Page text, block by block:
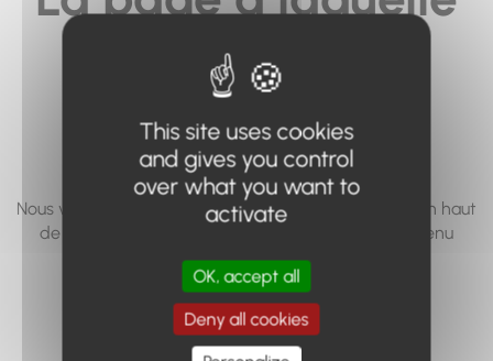
vous cherchez à
accéder n'existe
pas... ou plus.
Nous vous invitons à utiliser le moteur de recherche en haut
de page, ou à utiliser le menu pour trouver le contenu
recherché.
Retour à l'accueil
This site uses cookies
and gives you control
over what you want to
activate
OK, accept all
Deny all cookies